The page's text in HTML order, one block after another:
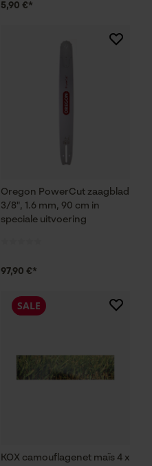
5,90 €*
Oregon PowerCut zaagblad
3/8", 1.6 mm, 90 cm in
speciale uitvoering
97,90 €*
KOX camouflagenet maïs 4 x
SALE